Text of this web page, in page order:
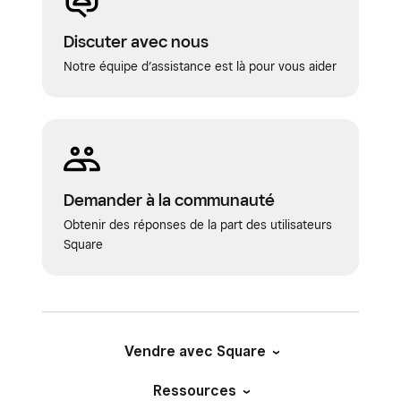
Discuter avec nous
Notre équipe d’assistance est là pour vous aider
Demander à la communauté
Obtenir des réponses de la part des utilisateurs
Square
Vendre avec Square
Ressources